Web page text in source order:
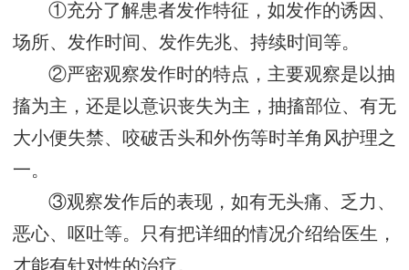
①充分了解患者发作特征，如发作的诱因、
场所、发作时间、发作先兆、持续时间等。
②严密观察发作时的特点，主要观察是以抽
搐为主，还是以意识丧失为主，抽搐部位、有无
大小便失禁、咬破舌头和外伤等时羊角风护理之
一。
③观察发作后的表现，如有无头痛、乏力、
恶心、呕吐等。只有把详细的情况介绍给医生，
才能有针对性的治疗。